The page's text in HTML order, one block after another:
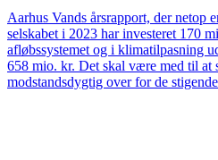
Aarhus Vands årsrapport, der netop
selskabet i 2023 har investeret 170
afløbssystemet og i klimatilpasning
658 mio. kr. Det skal være med til at
modstandsdygtig over for de